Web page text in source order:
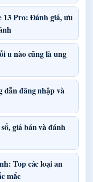
13 Pro: Đánh giá, ưu
u nào cũng là ung
dẫn đăng nhập và
giá bán và đánh
Top các loại an
mắc